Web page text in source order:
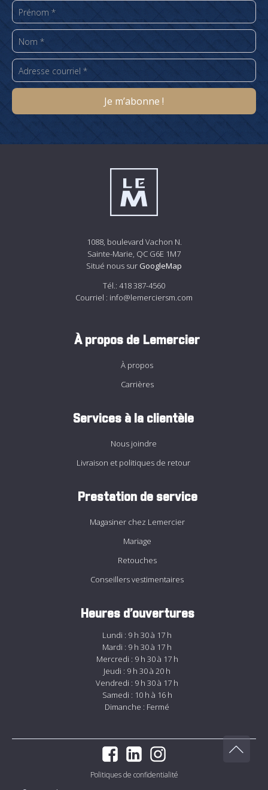
1088, boulevard Vachon N.
Sainte-Marie, QC G6E 1M7
Situé nous sur GoogleMap
Tél.: 418 387-4560
Courriel : info@lemerciersm.com
À propos de Lemercier
À propos
Carrières
Services à la clientèle
Nous joindre
Livraison et politiques de retour
Prestation de service
Magasiner chez Lemercier
Mariage
Retouches
Conseillers vestimentaires
Heures d’ouvertures
Lundi : 9 h 30 à 17 h
Mardi : 9 h 30 à 17 h
Mercredi : 9 h 30 à 17 h
Jeudi : 9 h 30 à 20 h
Vendredi : 9 h 30 à 17 h
Samedi : 10 h à 16 h
Dimanche : Fermé
Politiques de confidentialité